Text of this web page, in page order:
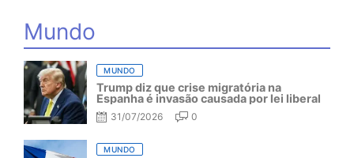
Mundo
MUNDO
Trump diz que crise migratória na
Espanha é invasão causada por lei liberal
31/07/2026 0
MUNDO